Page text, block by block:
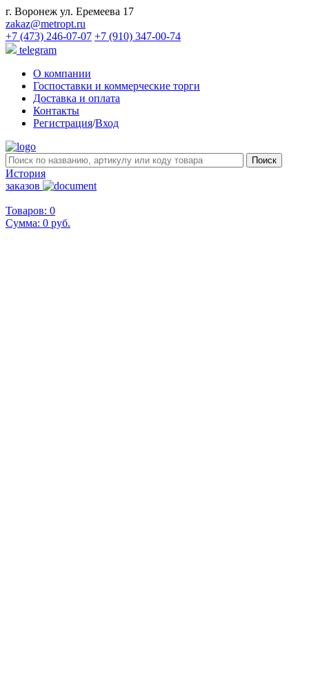
г. Воронеж ул. Еремеева 17
zakaz@metropt.ru
+7 (473) 246-07-07 +7 (910) 347-00-74
telegram
О компании
Госпоставки и коммерческие торги
Доставка и оплата
Контакты
Регистрация/Вход
История
заказов
Товаров: 0
Сумма: 0 руб.